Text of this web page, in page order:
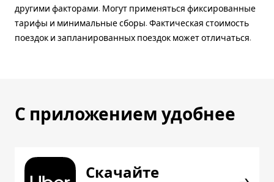
другими факторами. Могут применяться фиксированные
тарифы и минимальные сборы. Фактическая стоимость
поездок и запланированных поездок может отличаться.
С приложением удобнее
Скачайте